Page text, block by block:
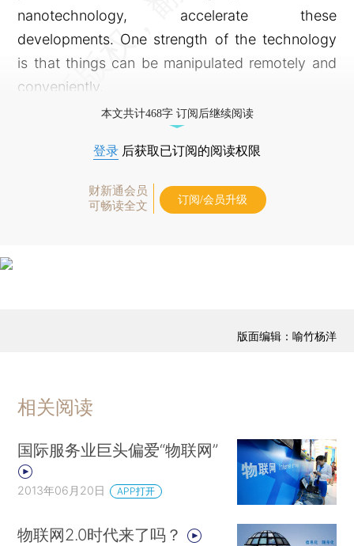
nanotechnology, accelerate these
developments. One strength of the technology
is that things can be manipulated remotely and
conveniently.
本文共计468字 订阅后继续阅读
登录 后获取已订阅的阅读权限
财新通会员
可畅读全文
订阅/会员升级
版面编辑：喻竹杨洋
相关阅读
国际服务业巨头偏爱“物联网”
2013年06月20日 APP打开
物联网2.0时代来了吗？